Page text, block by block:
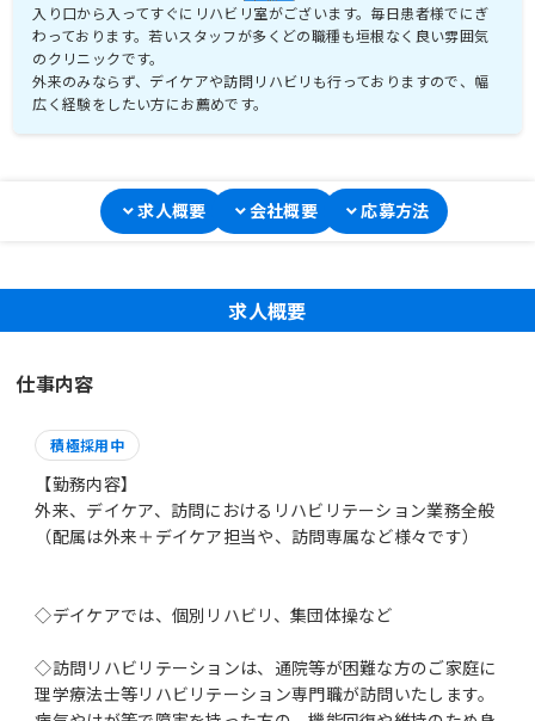
入り口から入ってすぐにリハビリ室がございます。毎日患者様でにぎ
わっております。若いスタッフが多くどの職種も垣根なく良い雰囲気
のクリニックです。
外来のみならず、デイケアや訪問リハビリも行っておりますので、幅
広く経験をしたい方にお薦めです。
求人概要 会社概要 応募方法
求人概要
仕事内容
積極採用中
【勤務内容】
外来、デイケア、訪問におけるリハビリテーション業務全般
（配属は外来＋デイケア担当や、訪問専属など様々です）
◇デイケアでは、個別リハビリ、集団体操など
◇訪問リハビリテーションは、通院等が困難な方のご家庭に
理学療法士等リハビリテーション専門職が訪問いたします。